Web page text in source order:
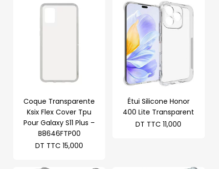
Coque Transparente
Ksix Flex Cover Tpu
Pour Galaxy S11 Plus –
B8646FTP00
DT TTC 15,000
Étui Silicone Honor
400 Lite Transparent
DT TTC 11,000